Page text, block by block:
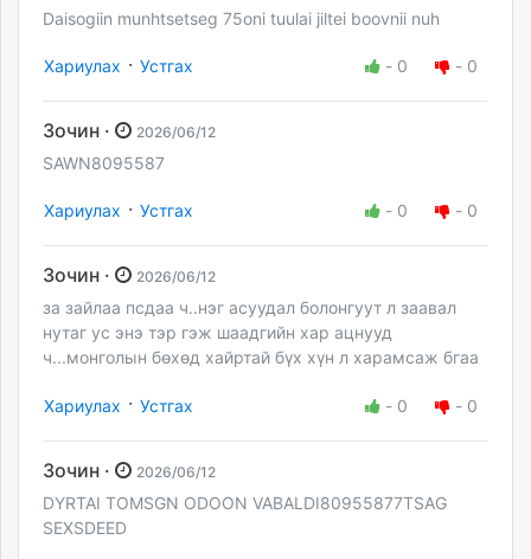
Daisogiin munhtsetseg 75oni tuulai jiltei boovnii nuh
Хариулах · Устгах - 0 - 0
Зочин · 2026/06/12
SAWN8095587
Хариулах · Устгах - 0 - 0
Зочин · 2026/06/12
за зайлаа псдаа ч..нэг асуудал болонгуут л заавал
нутаг ус энэ тэр гэж шаадгийн хар ацнууд
ч...монголын бөхөд хайртай бүх хүн л харамсаж бгаа
Хариулах · Устгах - 0 - 0
Зочин · 2026/06/12
DYRTAI TOMSGN ODOON VABALDI80955877TSAG
SEXSDEED